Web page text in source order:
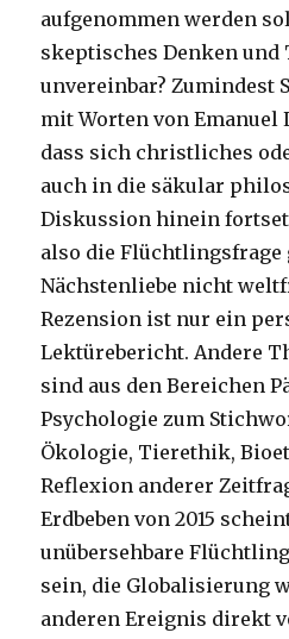
aufgenommen werden
skeptisches Denken und
unvereinbar? Zumindest
mit Worten von Emanuel
dass sich christliches
auch in die säkular
Diskussion hinein
also die Flüchtlingsfrage
Nächstenliebe nicht
Rezension ist nur ein
Lektürebericht. Andere
sind aus den Bereichen
Psychologie zum
Ökologie, Tierethik,
Reflexion anderer
Erdbeben von 2015
unübersehbare
sein, die Globalisierung
anderen Ereignis direkt